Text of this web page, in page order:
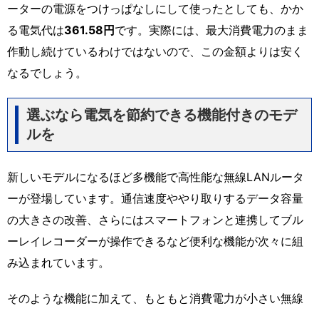
ーターの電源をつけっぱなしにして使ったとしても、かか
る電気代は361.58円です。実際には、最大消費電力のまま
作動し続けているわけではないので、この金額よりは安く
なるでしょう。
選ぶなら電気を節約できる機能付きのモデ
ルを
新しいモデルになるほど多機能で高性能な無線LANルータ
ーが登場しています。通信速度ややり取りするデータ容量
の大きさの改善、さらにはスマートフォンと連携してブル
ーレイレコーダーが操作できるなど便利な機能が次々に組
み込まれています。
そのような機能に加えて、もともと消費電力が小さい無線